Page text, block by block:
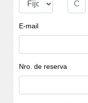
E-mail
Nro. de reserva